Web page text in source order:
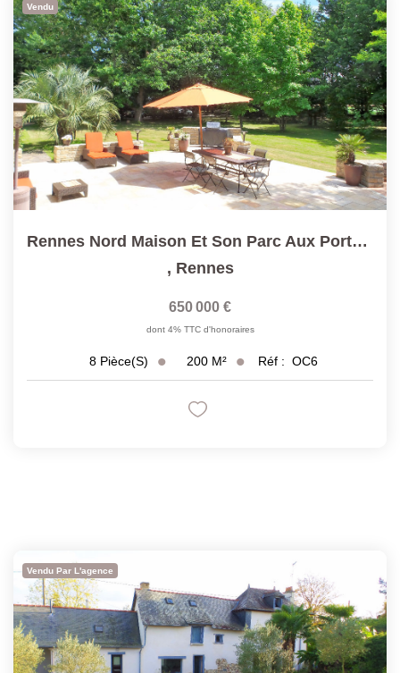
Vendu
Rennes Nord Maison Et Son Parc Aux Portes De La Ville
, Rennes
650 000 €
dont 4% TTC d'honoraires
8 Pièce(s) 200 M² Réf : OC6
Vendu Par L'agence